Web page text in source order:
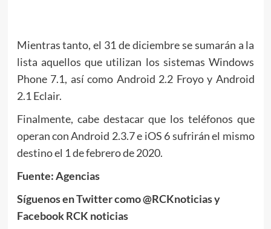
Mientras tanto, el 31 de diciembre se sumarán a la
lista aquellos que utilizan los sistemas Windows
Phone 7.1, así como Android 2.2 Froyo y Android
2.1 Eclair.
Finalmente, cabe destacar que los teléfonos que
operan con Android 2.3.7 e iOS 6 sufrirán el mismo
destino el 1 de febrero de 2020.
Fuente: Agencias
Síguenos en Twitter como @RCKnoticias y
Facebook RCK noticias